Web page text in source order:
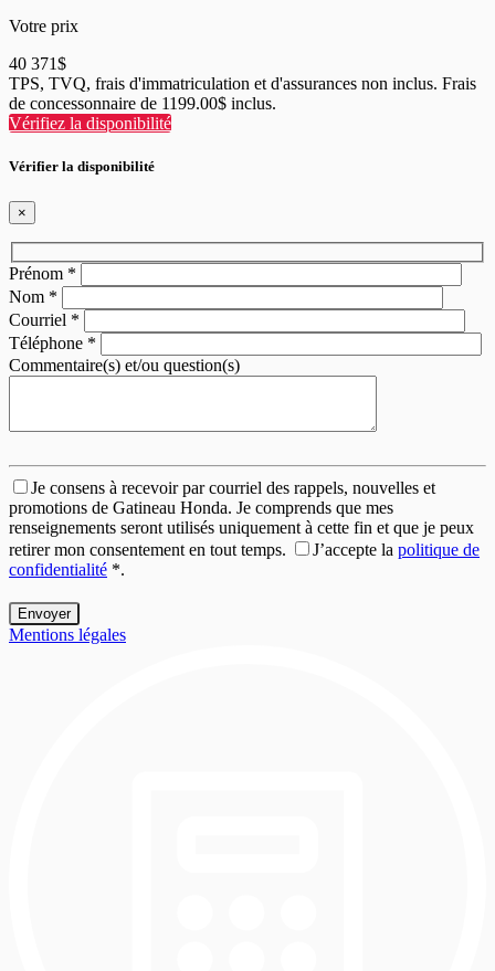
Votre prix
40 371$
TPS, TVQ, frais d'immatriculation et d'assurances non inclus. Frais
de concessonnaire de 1199.00$ inclus.
Vérifiez la disponibilité
Vérifier la disponibilité
×
Prénom *
Nom *
Courriel *
Téléphone *
Commentaire(s) et/ou question(s)
Je consens à recevoir par courriel des rappels, nouvelles et
promotions de Gatineau Honda. Je comprends que mes
renseignements seront utilisés uniquement à cette fin et que je peux
retirer mon consentement en tout temps.
J’accepte la politique de
confidentialité *.
Mentions légales